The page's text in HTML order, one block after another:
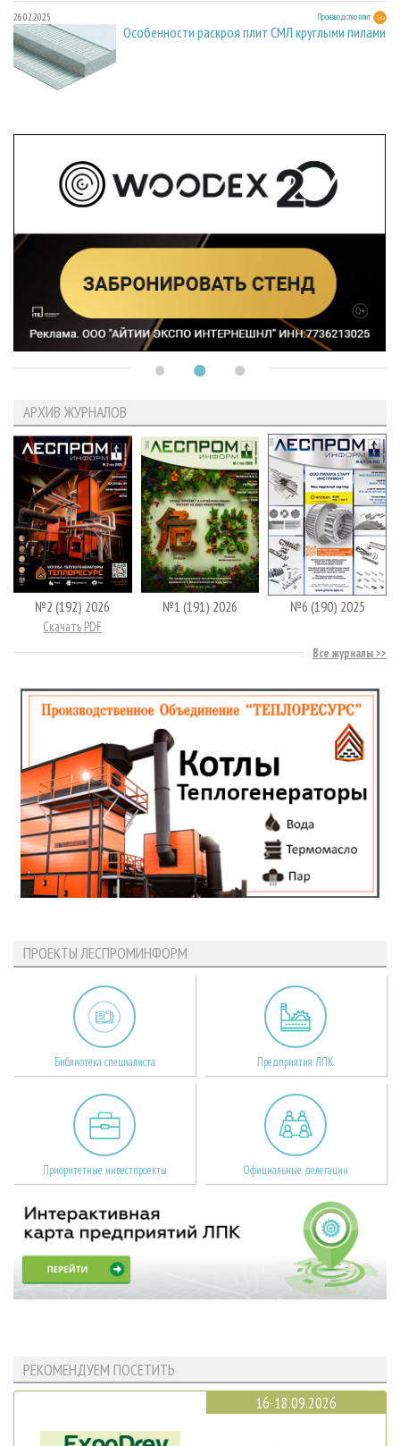
26.02.2025 Производство плит
Особенности раскроя плит СМЛ круглыми пилами
АРХИВ ЖУРНАЛОВ
№2 (192) 2026
Скачать PDF
№1 (191) 2026 №6 (190) 2025
Все журналы
ПРОЕКТЫ ЛЕСПРОМИНФОРМ
Библиотека специалиста Предприятия ЛПК
Приоритетные инвестпроекты Официальные делегации
РЕКОМЕНДУЕМ ПОСЕТИТЬ
16-18.09.2026